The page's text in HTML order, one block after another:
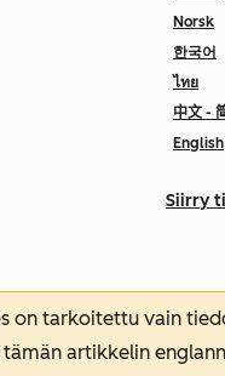
Norsk
한국어
ไทย
中文 -
English
Siirry
on tarkoitettu vain
artikkelin